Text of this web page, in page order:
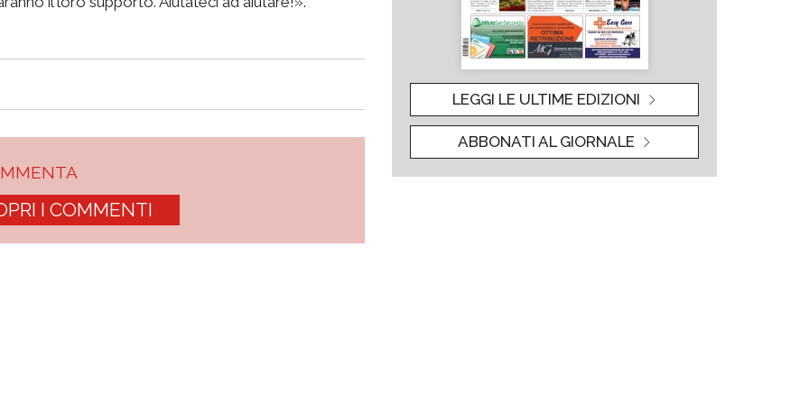
I COMMENTI
LEGGI LE ULTIME EDIZIONI
ABBONATI AL GIORNALE